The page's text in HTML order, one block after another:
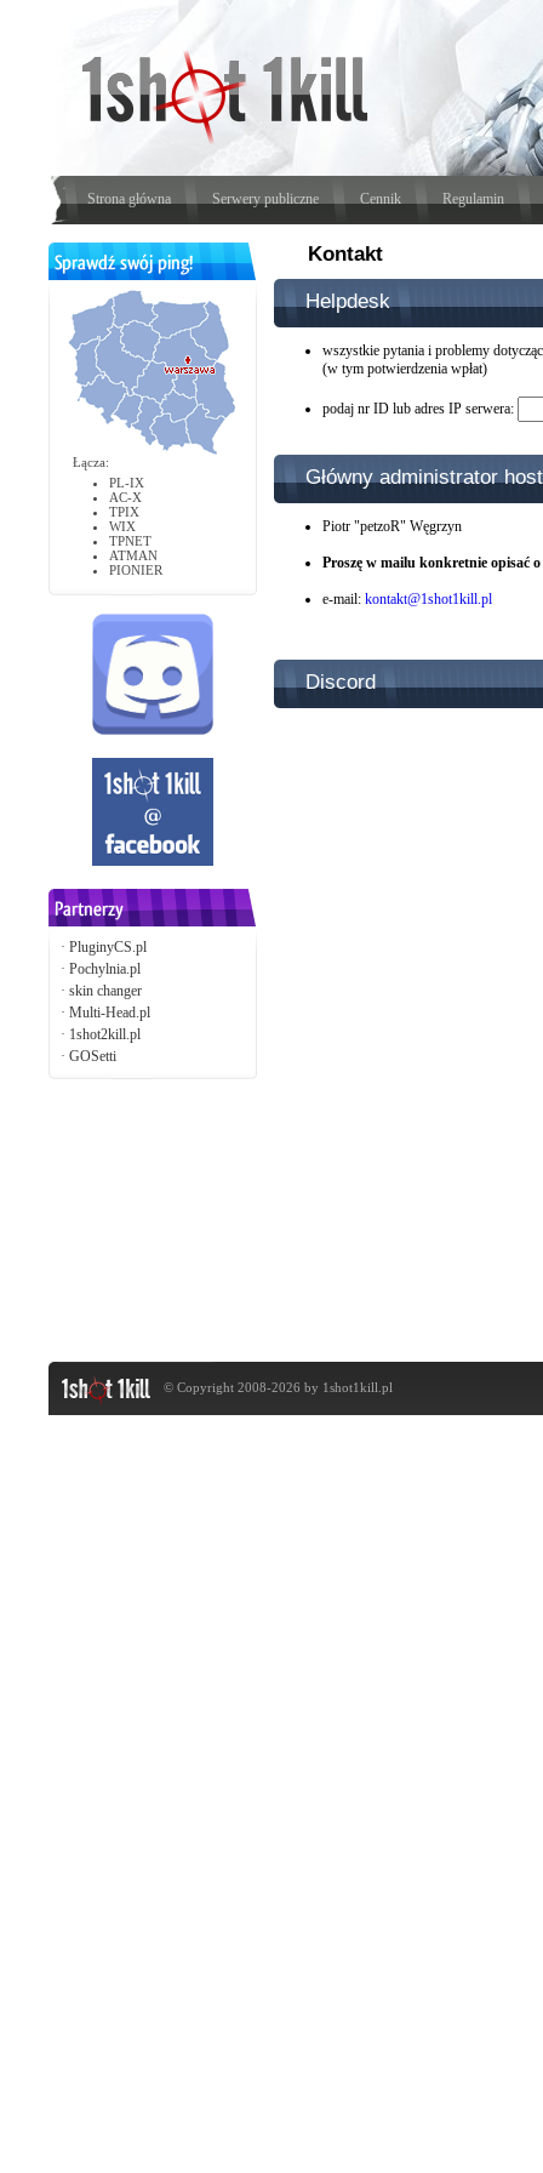
Strona główna Serwery publiczne Cennik Regulamin
Łącza:
PL-IX
AC-X
TPIX
WIX
TPNET
ATMAN
PIONIER
· PluginyCS.pl
· Pochylnia.pl
· skin changer
· Multi-Head.pl
· 1shot2kill.pl
· GOSetti
Kontakt
Helpdesk
wszystkie pytania i problemy
(w tym potwierdzenia wpłat)
podaj nr ID lub adres IP serwera:
Główny administrator
Piotr "petzoR" Węgrzyn
Proszę w mailu konkretnie opisać o
e-mail: kontakt@1shot1kill.pl
Discord
© Copyright 2008-2026 by 1shot1kill.pl